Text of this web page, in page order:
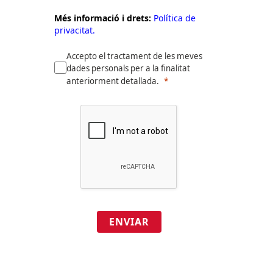
Més informació i drets: Política de
privacitat.
Accepto el tractament de les meves
dades personals per a la finalitat
anteriorment detallada.
ENVIAR